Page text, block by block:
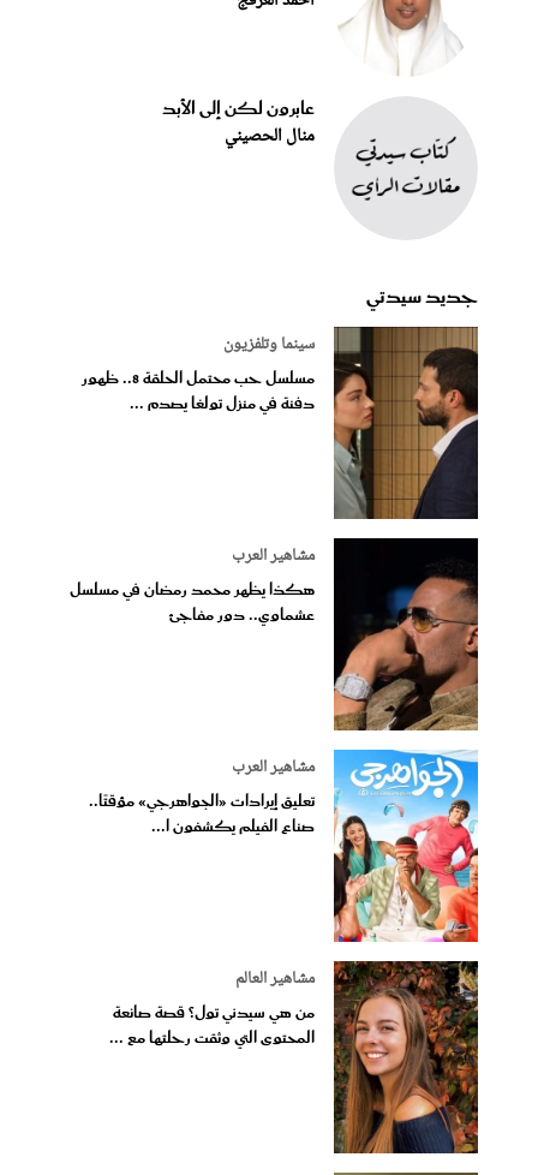
عابرون لكن إلى الأبد
منال الحصيني
جديد سيدتي
سينما وتلفزيون
مسلسل حب محتمل الحلقة 8.. ظهور
دفنة في منزل تولغا يصدم ...
مشاهير العرب
هكذا يظهر محمد رمضان في مسلسل
عشماوي.. دور مفاجئ
مشاهير العرب
تعليق إيرادات «الجواهرجي» مؤقتًا..
صناع الفيلم يكشفون ا...
مشاهير العالم
من هي سيدني تول؟ قصة صانعة
المحتوى التي وثقت رحلتها مع ...